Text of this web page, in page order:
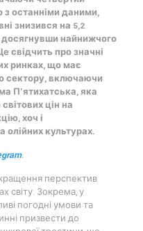
з останніми даними,
знизився на 5,2
досягнувши найнижчого
свідчить про значні
ринках, що має
сектору, включаючи
П’ятихатська, яка
цін на
хоч і
олійних культурах.
.
перспектив
світу. Зокрема, у
погодні умови та
призвести до